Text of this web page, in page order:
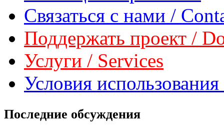
Связаться с нами /
Поддержать проект /
Услуги / Services
Условия
Последние обсуждения